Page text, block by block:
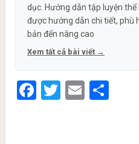
dục. Hướng dẫn tập luyện thể
được hướng dẫn chi tiết, phù
bản đến nâng cao
Xem tất cả bài viết →
Facebook
Twitter
Email